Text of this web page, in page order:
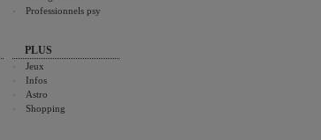
Professionnels psy
PLUS
Jeux
Infos
Astro
Shopping